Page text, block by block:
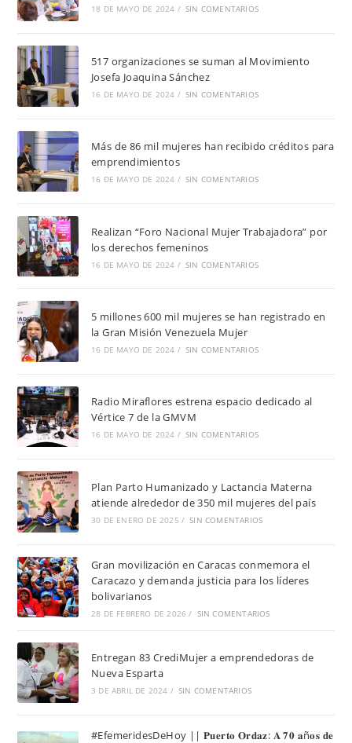
18 DE MAYO DE 2024 / SIN COMENTARIOS
517 organizaciones se suman al Movimiento
Josefa Joaquina Sánchez
16 DE MAYO DE 2024 / SIN COMENTARIOS
Más de 86 mil mujeres han recibido créditos para
emprendimientos
16 DE MAYO DE 2024 / SIN COMENTARIOS
Realizan “Foro Nacional Mujer Trabajadora” por
los derechos femeninos
16 DE MAYO DE 2024 / SIN COMENTARIOS
5 millones 600 mil mujeres se han registrado en
la Gran Misión Venezuela Mujer
16 DE MAYO DE 2024 / SIN COMENTARIOS
Radio Miraflores estrena espacio dedicado al
Vértice 7 de la GMVM
16 DE MAYO DE 2024 / SIN COMENTARIOS
Plan Parto Humanizado y Lactancia Materna
atiende alrededor de 350 mil mujeres del país
30 DE ENERO DE 2025 / SIN COMENTARIOS
Gran movilización en Caracas conmemora el
Caracazo y demanda justicia para los líderes
bolivarianos
28 DE FEBRERO DE 2026 / SIN COMENTARIOS
Entregan 83 CrediMujer a emprendedoras de
Nueva Esparta
3 DE ABRIL DE 2024 / SIN COMENTARIOS
#EfemeridesDeHoy || 𝐏𝐮𝐞𝐫𝐭𝐨 𝐎𝐫𝐝𝐚𝐳: 𝐀 𝟕𝟎 𝐚ñ𝐨𝐬 𝐝𝐞